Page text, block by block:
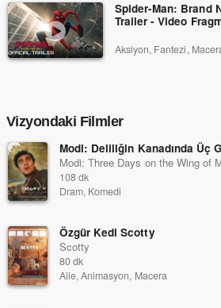
Spider-Man: Brand
Trailer - Video
Aksiyon, Fantezi,
Vizyondaki Filmler
Modi: Deliliğin Kanadında Üç
Modi: Three Days on the Wing of
108 dk
Dram, Komedi
Özgür Kedi Scotty
Scotty
80 dk
Aile, Animasyon, Macera